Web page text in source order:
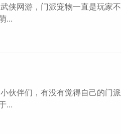
侠网游，门派宠物一直是玩家不
...
伙伴们，有没有觉得自己的门派
...